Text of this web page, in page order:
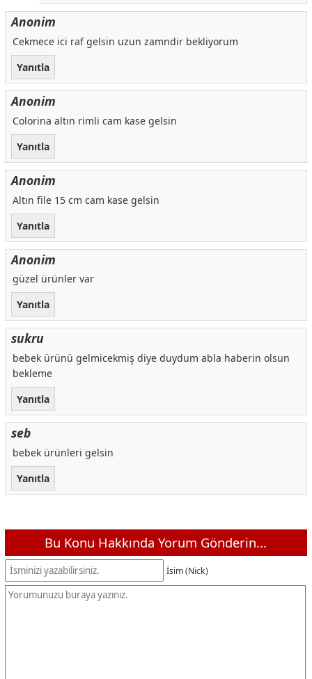
Anonim
Cekmece ici raf gelsin uzun zamndir bekliyorum
Yanıtla
Anonim
Colorina altın rimli cam kase gelsin
Yanıtla
Anonim
Altın file 15 cm cam kase gelsin
Yanıtla
Anonim
güzel ürünler var
Yanıtla
sukru
bebek ürünü gelmicekmiş diye duydum abla haberin olsun
bekleme
Yanıtla
seb
bebek ürünleri gelsin
Yanıtla
Bu Konu Hakkında Yorum Gönderin...
İsim (Nick)